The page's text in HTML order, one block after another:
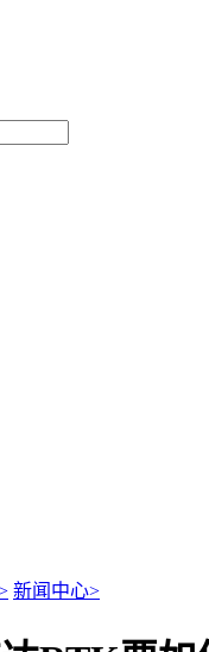
新闻中心>